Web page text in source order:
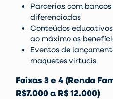
Parcerias com
diferenciadas
Conteúdos
ao máximo os
Eventos de
maquetes virtuais
Faixas 3 e 4 (Renda
R$7.000 a R$ 12.000)